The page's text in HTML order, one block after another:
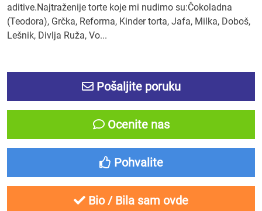
aditive.Najtraženije torte koje mi nudimo su:Čokoladna
(Teodora), Grčka, Reforma, Kinder torta, Jafa, Milka, Doboš,
Lešnik, Divlja Ruža, Vo...
Pošaljite poruku
Ocenite nas
Pohvalite
Bio / Bila sam ovde